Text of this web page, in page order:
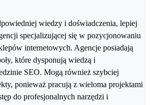
wiedzy i doświadczenia, lepiej
specjalizującej się w pozycjonowaniu
internetowych. Agencje posiadają
które dysponują wiedzą i
SEO. Mogą również szybciej
ponieważ pracują z wieloma projektami
do profesjonalnych narzędzi i